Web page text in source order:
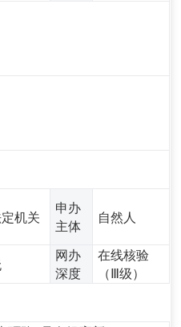
机关
申办
主体
自然人
网办
深度
在线核验
（Ⅲ级）